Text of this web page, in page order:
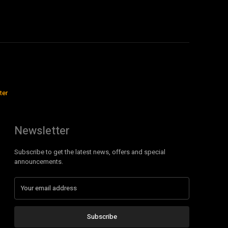
Newsletter
Subscribe to get the latest news, offers and special
announcements.
Subscribe